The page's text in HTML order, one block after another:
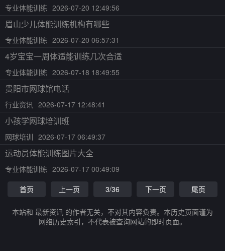
专业体能训练 2026-07-20 12:49:56
眉山少儿体能训练机构有哪些
专业体能训练 2026-07-20 06:57:31
4岁宝宝一周体适能训练几次合适
专业体能训练 2026-07-18 18:49:55
贵阳市网球馆电话
行业资讯 2026-07-17 12:48:41
小孩学网球培训班
网球培训 2026-07-17 06:49:37
运动员体能训练图片大全
专业体能训练 2026-07-17 00:49:09
首页
上一页 3/36 下一页 尾页
本站和 最新资讯 的作者无关，不对其内容负责。本历史页面谨为
网络历史索引，不代表被查询网站的即时页面。